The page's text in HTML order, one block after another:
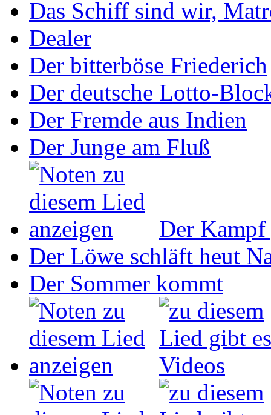
Das Schiff sind wir,
Dealer
Der bitterböse Friederich
Der deutsche Lotto-
Der Fremde aus Indien
Der Junge am Fluß
Der
Der Löwe schläft heut
Der Sommer kommt